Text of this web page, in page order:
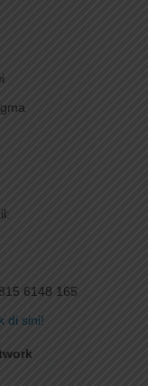
6148 165
di sini!